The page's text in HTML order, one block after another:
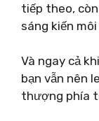
tiếp theo,
sáng kiến
Và ngay cả
bạn vẫn nên
thượng phía